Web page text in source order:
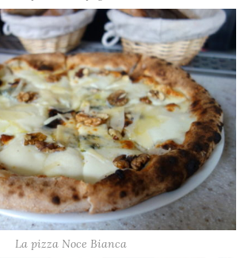
La pizza Noce Bianca